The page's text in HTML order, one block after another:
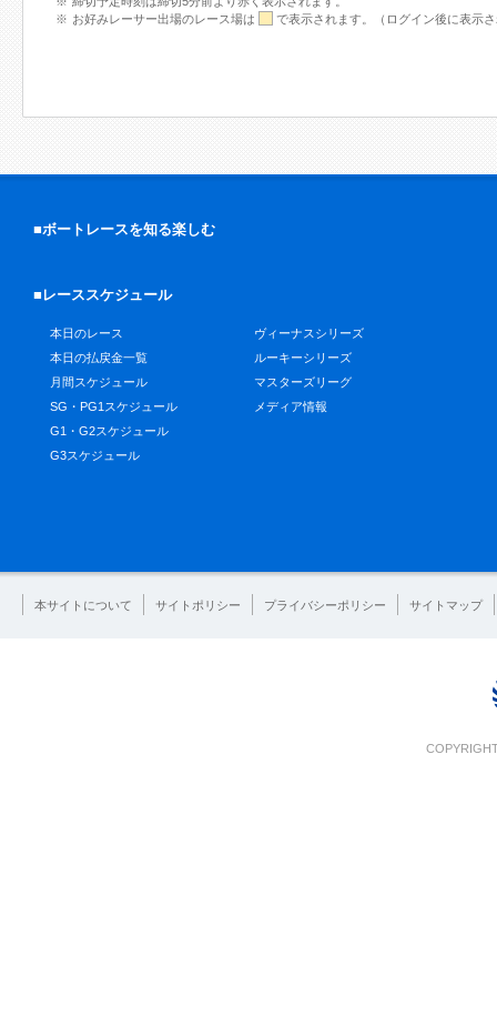
お好みレーサー出場のレース場は
で表示されます。（ログイン後に表示
■ボートレースを知る楽しむ
■レーススケジュール
本日のレース
本日の払戻金一覧
月間スケジュール
SG・PG1スケジュール
G1・G2スケジュール
G3スケジュール
ヴィーナスシリーズ
ルーキーシリーズ
マスターズリーグ
メディア情報
本サイトについて サイトポリシー プライバシーポリシー サイトマップ